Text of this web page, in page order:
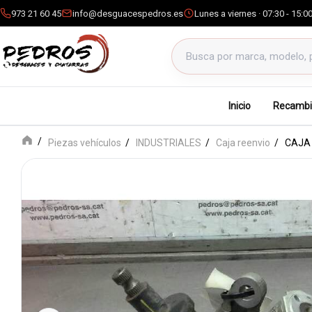
973 21 60 45 info@desguacespedros.es Lunes a viernes · 07:30 - 15:00
Buscar productos
Inicio
Piezas vehículos INDUSTRIALES Caja reenvio CAJA